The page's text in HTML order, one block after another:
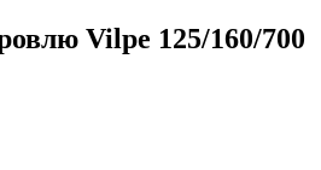
Vilpe 125/160/700